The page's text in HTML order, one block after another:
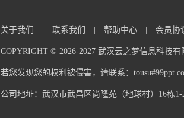
关于我们 联系我们 帮助中心 会员协
COPYRIGHT © 2026-2027 武汉云之梦信息科技有
若您发现您的权利被侵害，请联系：
公司地址：武汉市武昌区尚隆苑（地球村）16栋